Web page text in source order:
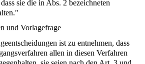
sie die in Abs. 2 bezeichneten
und Vorlagefrage
ist zu entnehmen, dass
allen in diesen Verfahren